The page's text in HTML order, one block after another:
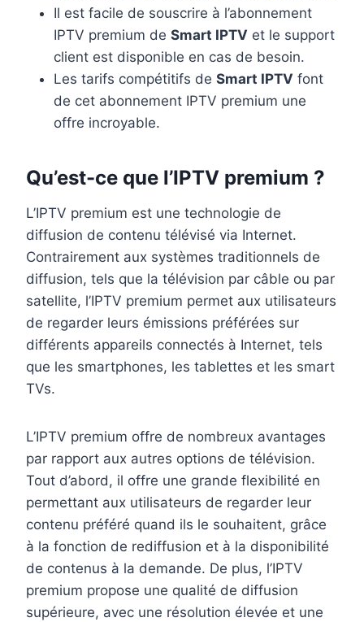
Il est facile de souscrire à l’abonnement
IPTV premium de Smart IPTV et le support
client est disponible en cas de besoin.
Les tarifs compétitifs de Smart IPTV font
de cet abonnement IPTV premium une
offre incroyable.
Qu’est-ce que l’IPTV premium ?
L’IPTV premium est une technologie de
diffusion de contenu télévisé via Internet.
Contrairement aux systèmes traditionnels de
diffusion, tels que la télévision par câble ou par
satellite, l’IPTV premium permet aux utilisateurs
de regarder leurs émissions préférées sur
différents appareils connectés à Internet, tels
que les smartphones, les tablettes et les smart
TVs.
L’IPTV premium offre de nombreux avantages
par rapport aux autres options de télévision.
Tout d’abord, il offre une grande flexibilité en
permettant aux utilisateurs de regarder leur
contenu préféré quand ils le souhaitent, grâce
à la fonction de rediffusion et à la disponibilité
de contenus à la demande. De plus, l’IPTV
premium propose une qualité de diffusion
supérieure, avec une résolution élevée et une